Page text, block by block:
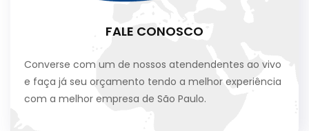
FALE CONOSCO
Converse com um de nossos atendendentes ao vivo
e faça já seu orçamento tendo a melhor experiência
com a melhor empresa de São Paulo.